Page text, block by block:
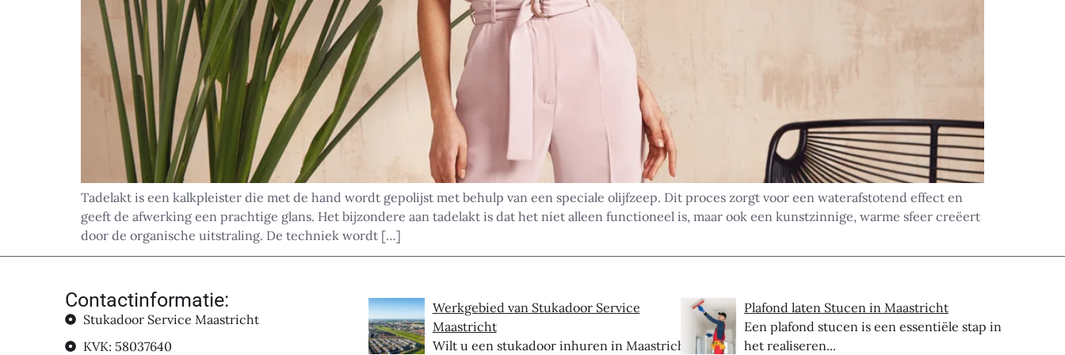
Tadelakt is een kalkpleister die met de hand wordt gepolijst met behulp van een speciale olijfzeep. Dit proces zorgt voor een waterafstotend effect en
geeft de afwerking een prachtige glans. Het bijzondere aan tadelakt is dat het niet alleen functioneel is, maar ook een kunstzinnige, warme sfeer creëert
door de organische uitstraling. De techniek wordt […]
Contactinformatie:
Stukadoor Service Maastricht
KVK: 58037640
Werkgebied van Stukadoor Service
Maastricht
Wilt u een stukadoor inhuren in Maastricht?
Plafond laten Stucen in Maastricht
Een plafond stucen is een essentiële stap in
het realiseren...